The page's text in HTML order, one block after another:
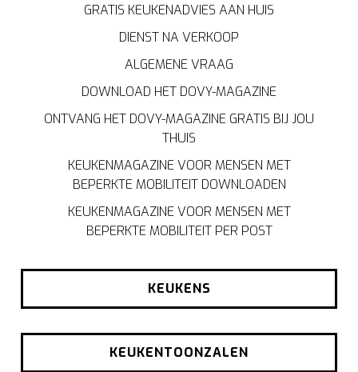
GRATIS KEUKENADVIES AAN HUIS
DIENST NA VERKOOP
ALGEMENE VRAAG
DOWNLOAD HET DOVY-MAGAZINE
ONTVANG HET DOVY-MAGAZINE GRATIS BIJ JOU
THUIS
KEUKENMAGAZINE VOOR MENSEN MET
BEPERKTE MOBILITEIT DOWNLOADEN
KEUKENMAGAZINE VOOR MENSEN MET
BEPERKTE MOBILITEIT PER POST
KEUKENS
KEUKENTOONZALEN